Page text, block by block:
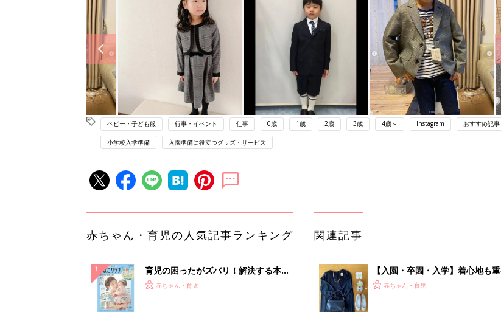
ベビー・子ども服 行事・イベント 仕事 0歳 1歳 2歳 3歳 4歳～ Instagram おすすめ記事
小学校入学準備 入園準備に役立つグッズ・サービス
赤ちゃん・育児の人気記事ランキング
育児の困ったがズバリ！解決する本
『ひよこクラブ 夏号』 4カ月～2才
赤ちゃん・育児
関連記事
【入園・卒園・入学】着心地も
たオシャレコーデ5選
赤ちゃん・育児